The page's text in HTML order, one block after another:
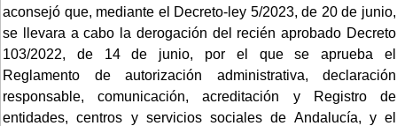
aconsejó que, mediante el Decreto-ley 5/2023, de 20 de junio,
se llevara a cabo la derogación del recién aprobado Decreto
103/2022, de 14 de junio, por el que se aprueba el
Reglamento de autorización administrativa, declaración
responsable, comunicación, acreditación y Registro de
entidades, centros y servicios sociales de Andalucía, y el